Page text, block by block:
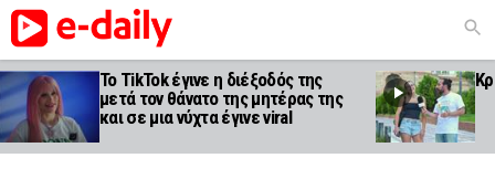
Το TikTok έγινε η διέξοδός της
μετά τον θάνατο της μητέρας της
και σε μια νύχτα έγινε viral